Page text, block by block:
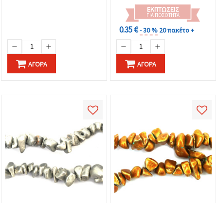
ΑΓΟΡΆ
ΕΚΠΤΏΣΕΙΣ
ΓΙΑ ΠΟΣΌΤΗΤΑ
0.35 €- 30 % 20 πακέτο +
ΑΓΟΡΆ